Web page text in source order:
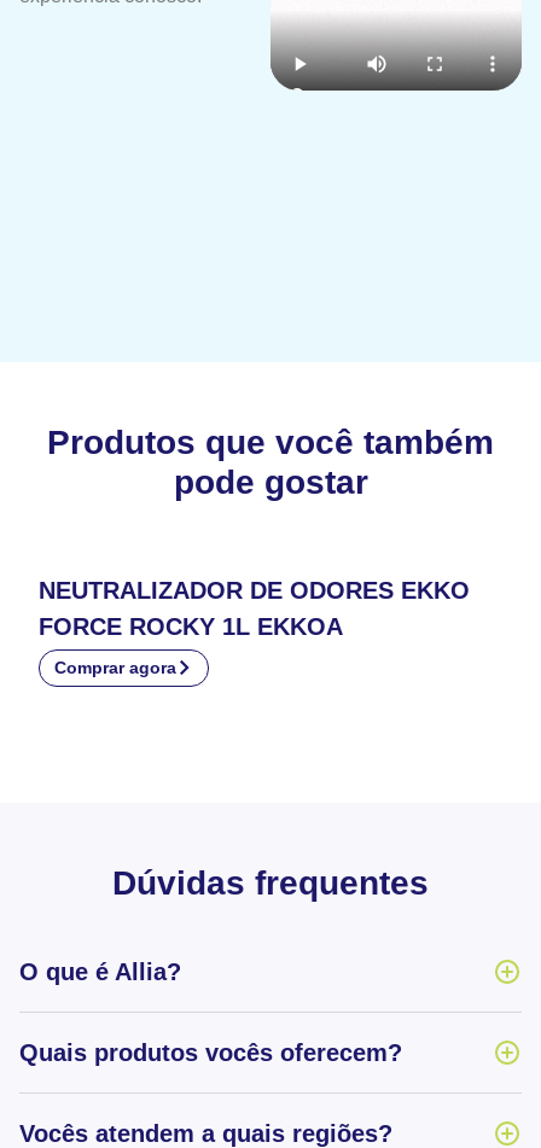
Produtos que você também
pode gostar
NEUTRALIZADOR DE ODORES EKKO
FORCE ROCKY 1L EKKOA
Comprar agora
Dúvidas frequentes
O que é Allia?
Quais produtos vocês oferecem?
Vocês atendem a quais regiões?